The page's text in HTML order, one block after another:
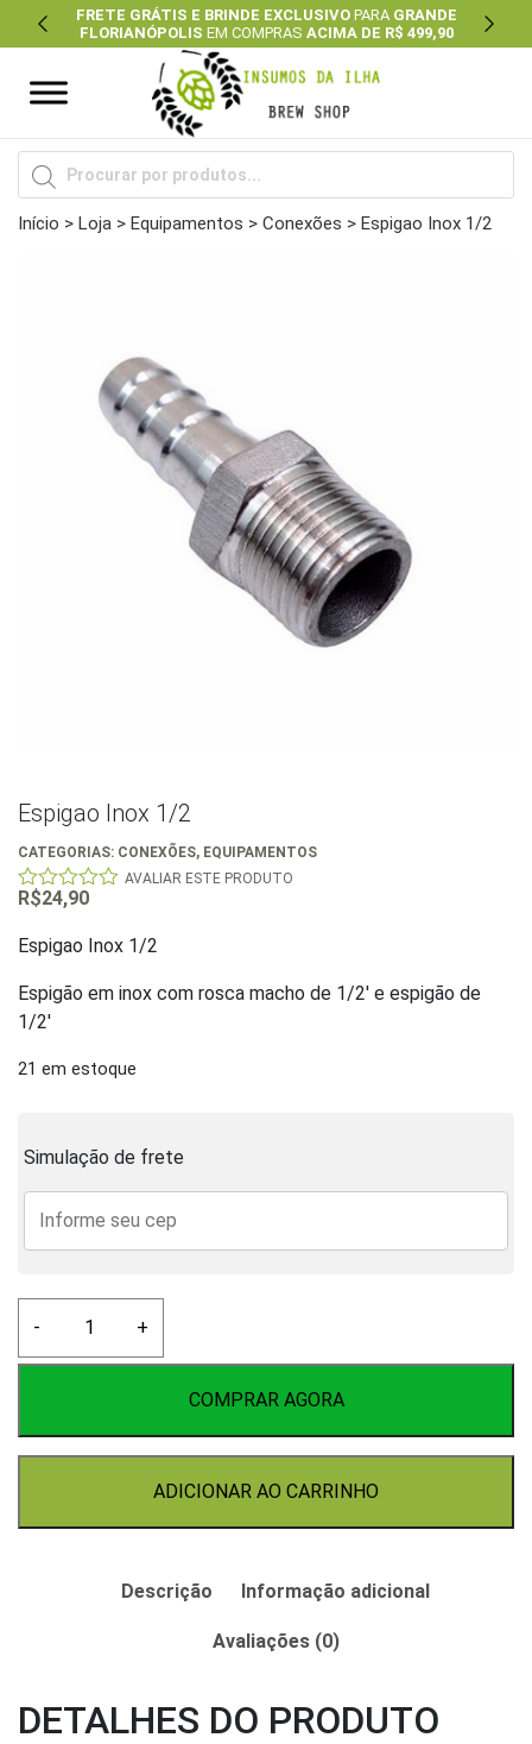
FRETE GRÁTIS E BRINDE EXCLUSIVOPARA GRANDE
FLORIANÓPOLIS EM COMPRAS ACIMA DE R$ 499,90
Previous Next
Pesquisar
produtos
Início > Loja > Equipamentos > Conexões > Espigao Inox 1/2
Espigao Inox 1/2
CATEGORIAS: CONEXÕES, EQUIPAMENTOS
0
of
5
AVALIAR ESTE PRODUTO
R$24,90
Espigao Inox 1/2
Espigão em inox com rosca macho de 1/2′ e espigão de
1/2′
21 em estoque
Simulação de frete
-
1/2
+
COMPRAR AGORA
ADICIONAR AO CARRINHO
Descrição Informação adicional
Avaliações (0)
DETALHES DO PRODUTO